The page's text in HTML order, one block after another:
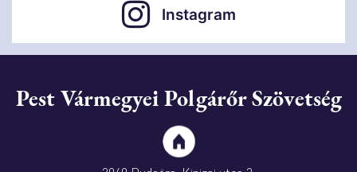
Instagram
Pest Vármegyei Polgárőr Szövetség